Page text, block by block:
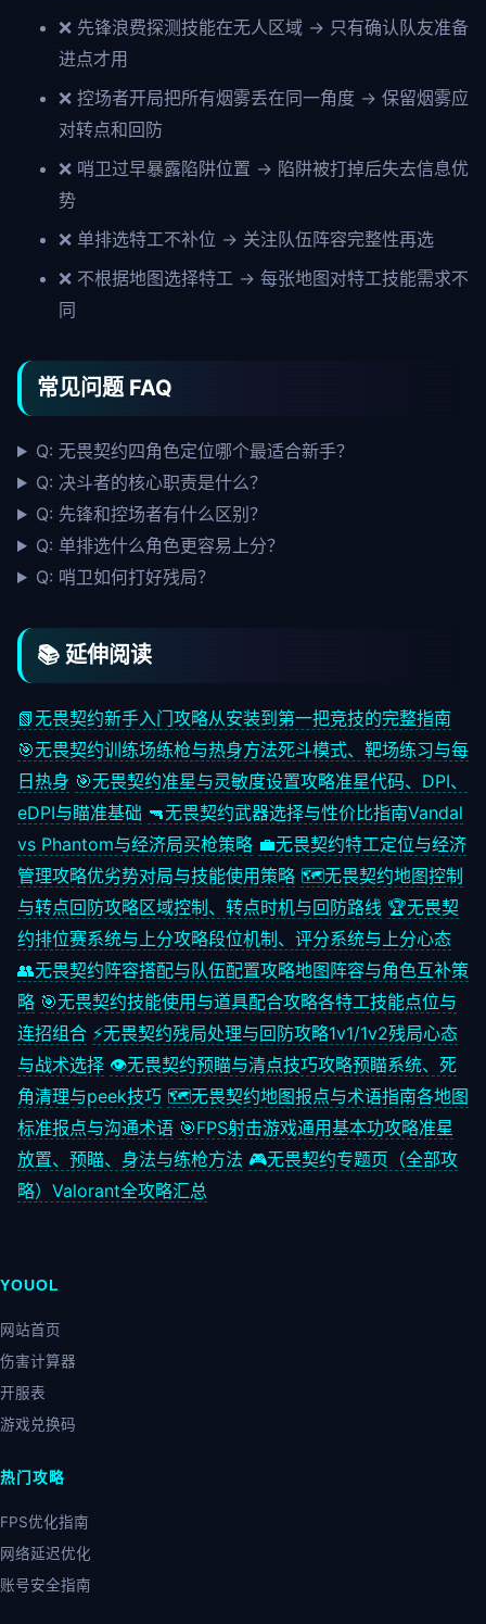
❌ 先锋浪费探测技能在无人区域 → 只有确认队友准备
进点才用
❌ 控场者开局把所有烟雾丢在同一角度 → 保留烟雾应
对转点和回防
❌ 哨卫过早暴露陷阱位置 → 陷阱被打掉后失去信息优
势
❌ 单排选特工不补位 → 关注队伍阵容完整性再选
❌ 不根据地图选择特工 → 每张地图对特工技能需求不
同
常见问题 FAQ
Q: 无畏契约四角色定位哪个最适合新手？
Q: 决斗者的核心职责是什么？
Q: 先锋和控场者有什么区别？
Q: 单排选什么角色更容易上分？
Q: 哨卫如何打好残局？
📚 延伸阅读
📗无畏契约新手入门攻略从安装到第一把竞技的完整指南
🎯无畏契约训练场练枪与热身方法死斗模式、靶场练习与每
日热身 🎯无畏契约准星与灵敏度设置攻略准星代码、DPI、
eDPI与瞄准基础 🔫无畏契约武器选择与性价比指南Vandal
vs Phantom与经济局买枪策略 💼无畏契约特工定位与经济
管理攻略优劣势对局与技能使用策略 🗺️无畏契约地图控制
与转点回防攻略区域控制、转点时机与回防路线 🏆无畏契
约排位赛系统与上分攻略段位机制、评分系统与上分心态
👥无畏契约阵容搭配与队伍配置攻略地图阵容与角色互补策
略 🎯无畏契约技能使用与道具配合攻略各特工技能点位与
连招组合 ⚡无畏契约残局处理与回防攻略1v1/1v2残局心态
与战术选择 👁️无畏契约预瞄与清点技巧攻略预瞄系统、死
角清理与peek技巧 🗺️无畏契约地图报点与术语指南各地图
标准报点与沟通术语 🎯FPS射击游戏通用基本功攻略准星
放置、预瞄、身法与练枪方法 🎮无畏契约专题页（全部攻
略） Valorant全攻略汇总
YOUOL
网站首页
伤害计算器
开服表
游戏兑换码
热门攻略
FPS优化指南
网络延迟优化
账号安全指南